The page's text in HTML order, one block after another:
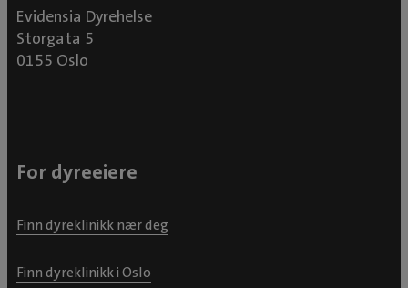
Evidensia Dyrehelse
Storgata 5
0155 Oslo
For dyreeiere
Finn dyreklinikk nær deg
Finn dyreklinikk i Oslo